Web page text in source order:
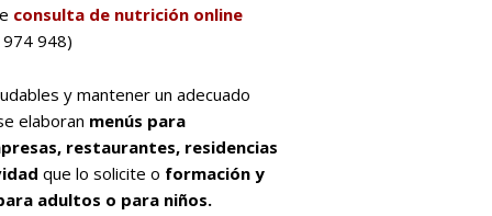
consulta de nutrición online
974 948)
y mantener un adecuado
elaboran menús para
restaurantes, residencias
que lo solicite o formación y
adultos o para niños.